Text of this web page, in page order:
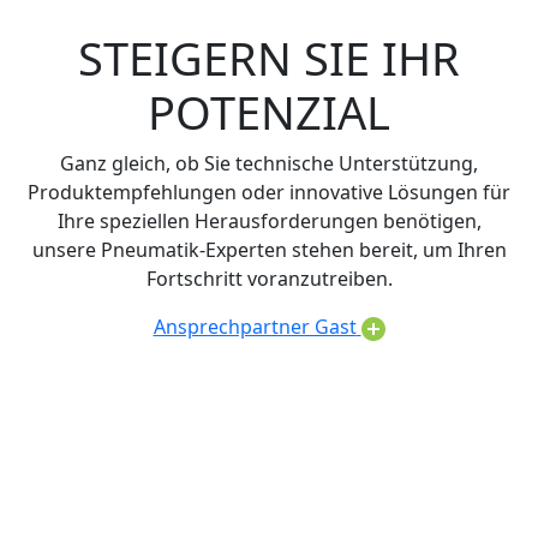
STEIGERN SIE IHR
POTENZIAL
Ganz gleich, ob Sie technische Unterstützung,
Produktempfehlungen oder innovative Lösungen für
Ihre speziellen Herausforderungen benötigen,
unsere Pneumatik-Experten stehen bereit, um Ihren
Fortschritt voranzutreiben.
Ansprechpartner Gast